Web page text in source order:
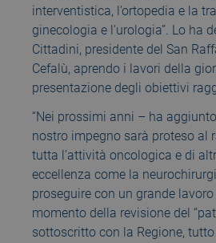
interventistica, l’ortopedia e la
ginecologia e l’urologia”. Lo ha
Cittadini, presidente del San
Cefalù, aprendo i lavori della
presentazione degli obiettivi
“Nei prossimi anni – ha
nostro impegno sarà proteso al
tutta l’attività oncologica e di
eccellenza come la
proseguire con un grande
momento della revisione del
sottoscritto con la Regione,